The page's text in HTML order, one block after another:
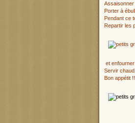
Assaisonner
Porter à
Pendant ce
Repartir les
et
Servir chaud.
Bon appétit !!